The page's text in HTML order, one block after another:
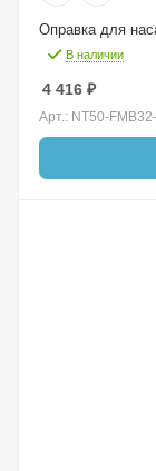
Оправка для
В наличии
4 416 ₽
Арт.: NT50-